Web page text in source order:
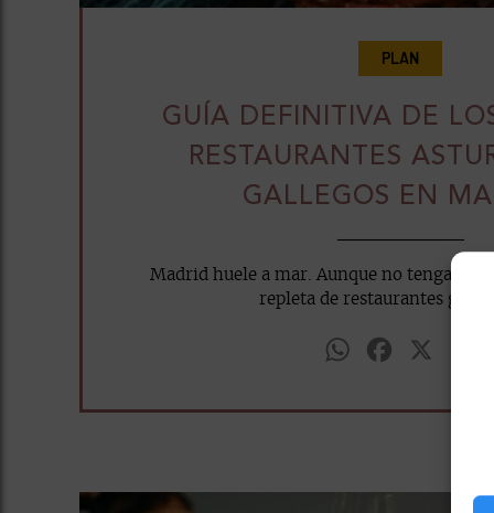
PLAN
GUÍA DEFINITIVA DE
RESTAURANTES
GALLEGOS EN
Madrid huele a mar. Aunque no tengamos
repleta de restaurantes
WhatsAppFacebook